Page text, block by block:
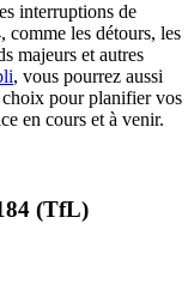
interruptions de
comme les détours, les
majeurs et autres
, vous pourrez aussi
pour planifier vos
en cours et à venir.
(TfL)